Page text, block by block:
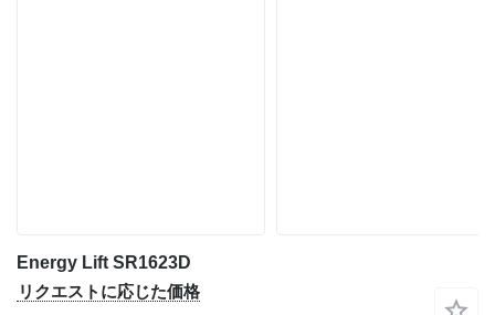
Energy Lift SR1623D
リクエストに応じた価格